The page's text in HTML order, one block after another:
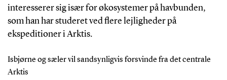
interesserer sig især for økosystemer på havbunden,
som han har studeret ved flere lejligheder på
ekspeditioner i Arktis.
Isbjørne og sæler vil sandsynligvis forsvinde fra det centrale
Arktis